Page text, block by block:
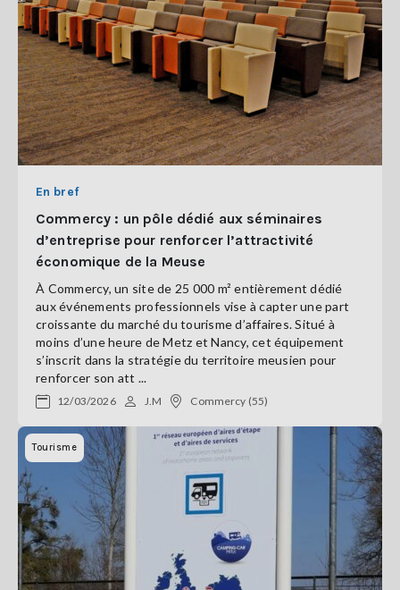
En bref
Commercy : un pôle dédié aux séminaires
d’entreprise pour renforcer l’attractivité
économique de la Meuse
À Commercy, un site de 25 000 m² entièrement dédié
aux événements professionnels vise à capter une part
croissante du marché du tourisme d’affaires. Situé à
moins d’une heure de Metz et Nancy, cet équipement
s’inscrit dans la stratégie du territoire meusien pour
renforcer son att ...
12/03/2026 J.M Commercy (55)
Tourisme